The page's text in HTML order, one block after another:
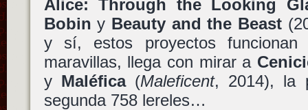
Alice: Through the Looking
Bobin y Beauty and the Beast
y sí, estos proyectos
maravillas, llega con mirar a
y Maléfica(Maleficent, 2014), la
segunda 758 lereles…